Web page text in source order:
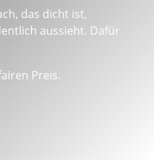
das dicht ist,
aussieht. Dafür
Preis.